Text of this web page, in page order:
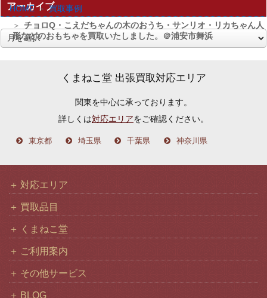
HOME
買取事例
チョロQ・こえだちゃんの木のおうち・サンリオ・リカちゃん人
形などのおもちゃを買取いたしました。＠浦安市舞浜
アーカイブ
くまねこ堂 出張買取対応エリア
関東を中心に承っております。
詳しくは対応エリアをご確認ください。
東京都 埼玉県 千葉県 神奈川県
対応エリア
買取品目
くまねこ堂
ご利用案内
その他サービス
BLOG